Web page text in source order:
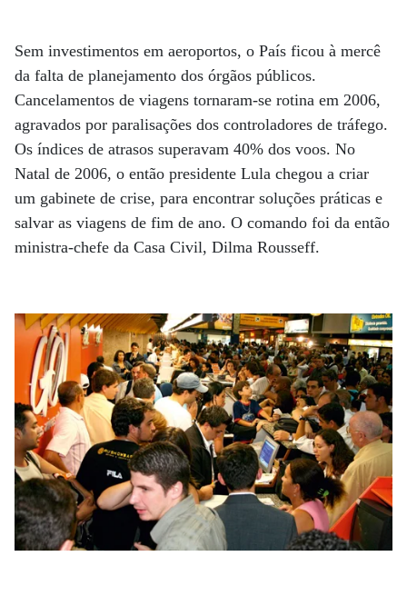
Sem investimentos em aeroportos, o País ficou à mercê
da falta de planejamento dos órgãos públicos.
Cancelamentos de viagens tornaram-se rotina em 2006,
agravados por paralisações dos controladores de tráfego.
Os índices de atrasos superavam 40% dos voos. No
Natal de 2006, o então presidente Lula chegou a criar
um gabinete de crise, para encontrar soluções práticas e
salvar as viagens de fim de ano. O comando foi da então
ministra-chefe da Casa Civil, Dilma Rousseff.